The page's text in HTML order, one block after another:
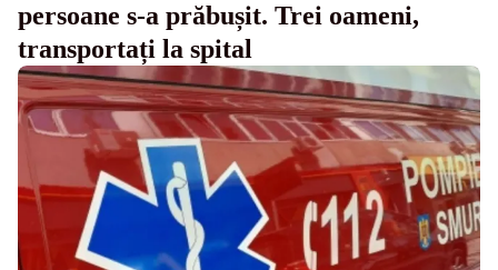
persoane s-a prăbușit. Trei oameni,
transportați la spital